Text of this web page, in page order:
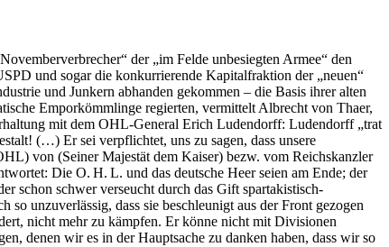
der „im Felde unbesiegten Armee“ den
und sogar die konkurrierende Kapitalfraktion der „neuen“
und Junkern abhanden gekommen – die Basis ihrer alten
Emporkömmlinge regierten, vermittelt Albrecht von Thaer,
mit dem OHL-General Erich Ludendorff: Ludendorff „trat
(…) Er sei verpflichtet, uns zu sagen, dass unsere
von (Seiner Majestät dem Kaiser) bezw. vom Reichskanzler
Die O. H. L. und das deutsche Heer seien am Ende; der
schon schwer verseucht durch das Gift spartakistisch-
so unzuverlässig, dass sie beschleunigt aus der Front gezogen
nicht mehr zu kämpfen. Er könne nicht mit Divisionen
denen wir es in der Hauptsache zu danken haben, dass wir so